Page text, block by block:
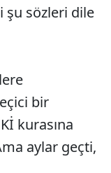
şu sözleri dile
bir
kurasına
aylar geçti,